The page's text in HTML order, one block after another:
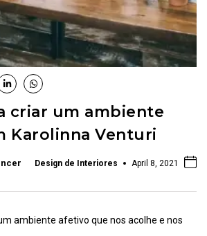
criar um ambiente
Karolinna Venturi
Design de Interiores April 8, 2021
ambiente afetivo que nos acolhe e nos